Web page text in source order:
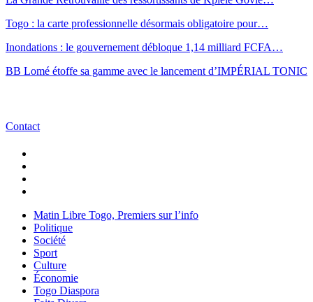
Togo : la carte professionnelle désormais obligatoire pour…
Inondations : le gouvernement débloque 1,14 milliard FCFA…
BB Lomé étoffe sa gamme avec le lancement d’IMPÉRIAL TONIC
Contact
Matin Libre Togo, Premiers sur l’info
Politique
Société
Sport
Culture
Économie
Togo Diaspora